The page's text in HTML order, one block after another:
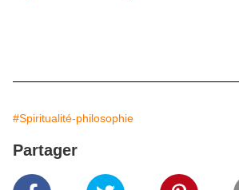
#Spiritualité-philosophie
Partager